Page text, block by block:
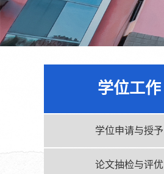
学位工作
学位申请与授予
论文抽检与评优